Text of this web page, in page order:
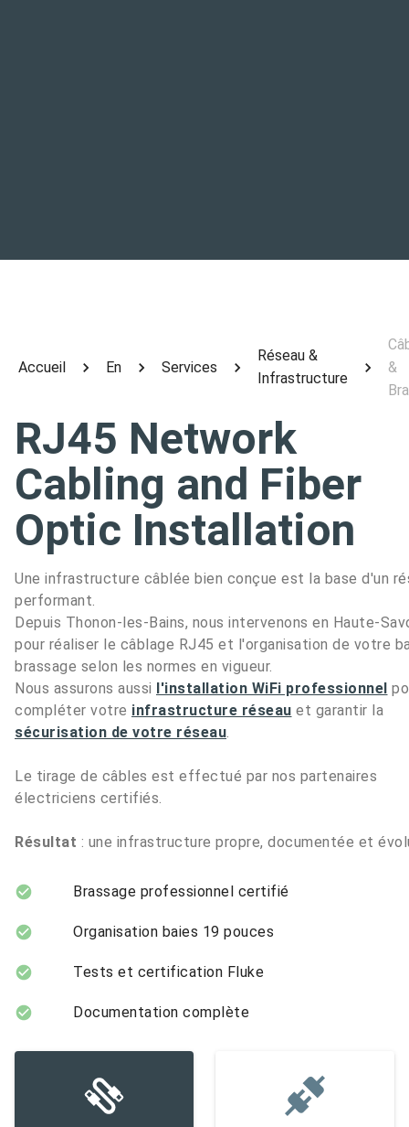
Accueil En Services
Réseau &
Infrastructure
&
RJ45 Network
Cabling and Fiber
Optic Installation
Une infrastructure câblée bien conçue est la base d'un
performant.
Depuis Thonon-les-Bains, nous intervenons en Haute-
pour réaliser le câblage RJ45 et l'organisation de votre
brassage selon les normes en vigueur.
Nous assurons aussi l'installation WiFi professionnel
compléter votre infrastructure réseau et garantir la
sécurisation de votre réseau
Le tirage de câbles est effectué par nos partenaires
électriciens certifiés.
Résultat : une infrastructure propre, documentée et
Brassage professionnel certifié
Organisation baies 19 pouces
Tests et certification Fluke
Documentation complète